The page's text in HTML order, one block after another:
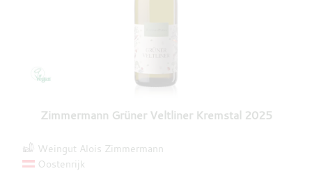
Zimmermann Grüner Veltliner Kremstal 2025
Weingut Alois Zimmermann
Oostenrijk